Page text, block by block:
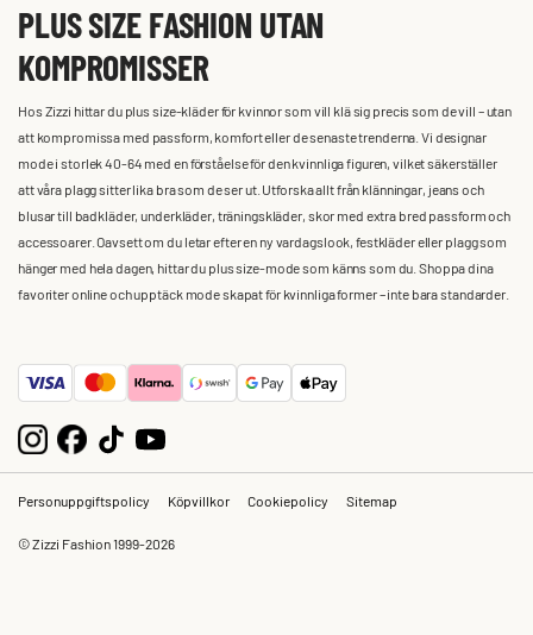
PLUS SIZE FASHION UTAN
KOMPROMISSER
Hos Zizzi hittar du plus size-kläder för kvinnor som vill klä sig precis som de vill – utan
att kompromissa med passform, komfort eller de senaste trenderna. Vi designar
mode i storlek 40-64 med en förståelse för den kvinnliga figuren, vilket säkerställer
att våra plagg sitter lika bra som de ser ut. Utforska allt från klänningar, jeans och
blusar till badkläder, underkläder, träningskläder, skor med extra bred passform och
accessoarer. Oavsett om du letar efter en ny vardagslook, festkläder eller plagg som
hänger med hela dagen, hittar du plus size-mode som känns som du. Shoppa dina
favoriter online och upptäck mode skapat för kvinnliga former – inte bara standarder.
Personuppgiftspolicy Köpvillkor Cookiepolicy Sitemap
© Zizzi Fashion 1999-2026